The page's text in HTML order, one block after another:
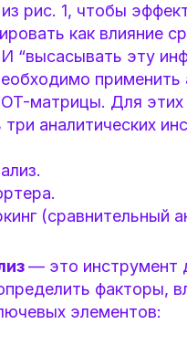
рис. 1, чтобы
как влияние
“высасывать эту
применить
матрицы. Для
аналитических
(сравнительный
— это инструмент
факторы,
элементов: